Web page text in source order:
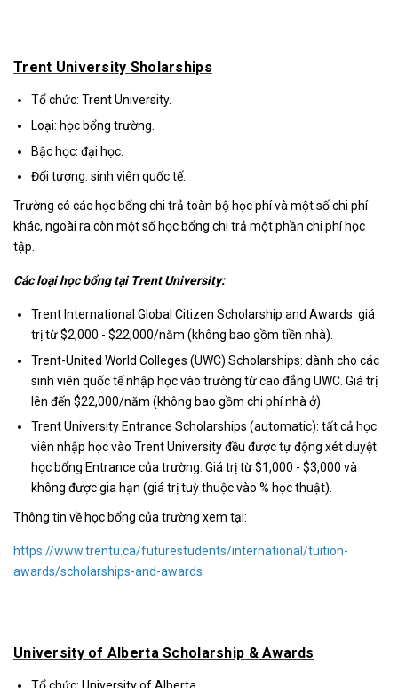
Trent University Sholarships
Tổ chức: Trent University.
Loại: học bổng trường.
Bậc học: đại học.
Đối tượng: sinh viên quốc tế.
Trường có các học bổng chi trả toàn bộ học phí và một số chi phí
khác, ngoài ra còn một số học bổng chi trả một phần chi phí học
tập.
Các loại học bổng tại Trent University:
Trent International Global Citizen Scholarship and Awards: giá
trị từ $2,000 - $22,000/năm (không bao gồm tiền nhà).
Trent-United World Colleges (UWC) Scholarships: dành cho các
sinh viên quốc tế nhập học vào trường từ cao đẳng UWC. Giá trị
lên đến $22,000/năm (không bao gồm chi phí nhà ở).
Trent University Entrance Scholarships (automatic): tất cả học
viên nhập học vào Trent University đều được tự động xét duyệt
học bổng Entrance của trường. Giá trị từ $1,000 - $3,000 và
không được gia hạn (giá trị tuỳ thuộc vào % học thuật).
Thông tin về học bổng của trường xem tại:
https://www.trentu.ca/futurestudents/international/tuition-
awards/scholarships-and-awards
University of Alberta Scholarship & Awards